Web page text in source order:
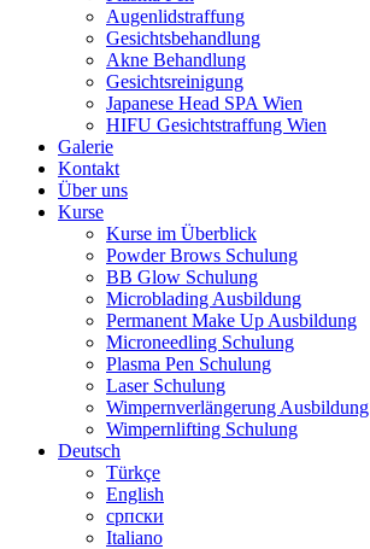
Augenlidstraffung
Gesichtsbehandlung
Akne Behandlung
Gesichtsreinigung
Japanese Head SPA Wien
HIFU Gesichtstraffung Wien
Galerie
Kontakt
Über uns
Kurse
Kurse im Überblick
Powder Brows Schulung
BB Glow Schulung
Microblading Ausbildung
Permanent Make Up Ausbildung
Microneedling Schulung
Plasma Pen Schulung
Laser Schulung
Wimpernverlängerung Ausbildung
Wimpernlifting Schulung
Deutsch
Türkçe
English
српски
Italiano